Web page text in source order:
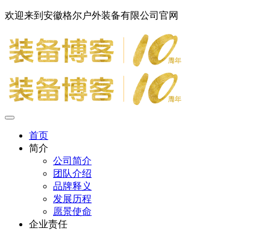
欢迎来到安徽格尔户外装备有限公司官网
首页
简介
公司简介
团队介绍
品牌释义
发展历程
愿景使命
企业责任